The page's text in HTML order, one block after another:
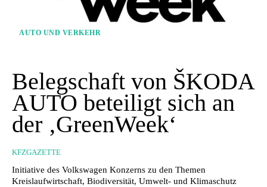
AUTO UND VERKEHR
Belegschaft von ŠKODA
AUTO beteiligt sich an
der ‚GreenWeek‘
KFZGAZETTE
Initiative des Volkswagen Konzerns zu den Themen
Kreislaufwirtschaft, Biodiversität, Umwelt- und Klimaschutz